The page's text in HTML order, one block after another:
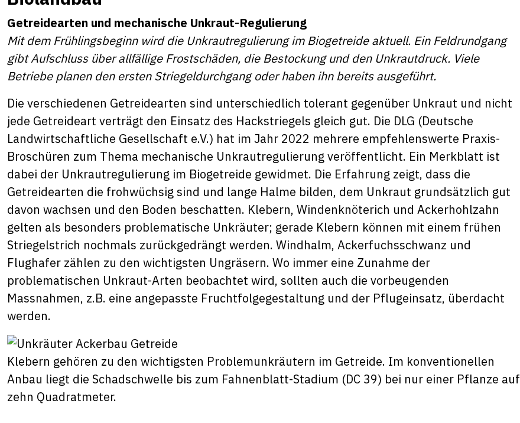
Getreidearten und mechanische Unkraut-Regulierung
Mit dem Frühlingsbeginn wird die Unkrautregulierung im Biogetreide aktuell. Ein Feldrundgang
gibt Aufschluss über allfällige Frostschäden, die Bestockung und den Unkrautdruck. Viele
Betriebe planen den ersten Striegeldurchgang oder haben ihn bereits ausgeführt.
Die verschiedenen Getreidearten sind unterschiedlich tolerant gegenüber Unkraut und nicht
jede Getreideart verträgt den Einsatz des Hackstriegels gleich gut. Die DLG (Deutsche
Landwirtschaftliche Gesellschaft e.V.) hat im Jahr 2022 mehrere empfehlenswerte Praxis-
Broschüren zum Thema mechanische Unkrautregulierung veröffentlicht. Ein Merkblatt ist
dabei der Unkrautregulierung im Biogetreide gewidmet. Die Erfahrung zeigt, dass die
Getreidearten die frohwüchsig sind und lange Halme bilden, dem Unkraut grundsätzlich gut
davon wachsen und den Boden beschatten. Klebern, Windenknöterich und Ackerhohlzahn
gelten als besonders problematische Unkräuter; gerade Klebern können mit einem frühen
Striegelstrich nochmals zurückgedrängt werden. Windhalm, Ackerfuchsschwanz und
Flughafer zählen zu den wichtigsten Ungräsern. Wo immer eine Zunahme der
problematischen Unkraut-Arten beobachtet wird, sollten auch die vorbeugenden
Massnahmen, z.B. eine angepasste Fruchtfolgegestaltung und der Pflugeinsatz, überdacht
werden.
Klebern gehören zu den wichtigsten Problemunkräutern im Getreide. Im konventionellen
Anbau liegt die Schadschwelle bis zum Fahnenblatt-Stadium (DC 39) bei nur einer Pflanze auf
zehn Quadratmeter.